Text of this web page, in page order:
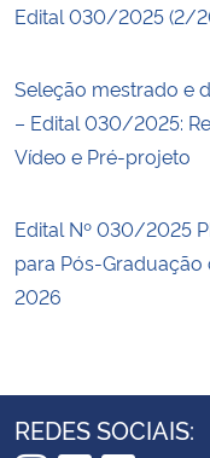
Edital 030/2025 (2/
Seleção mestrado e
– Edital 030/2025:
Vídeo e Pré-projeto
Edital Nº 030/2025
para Pós-
2026
REDES SOCIAIS: